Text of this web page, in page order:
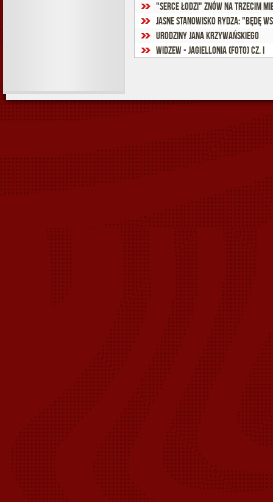
"Serce Łodzi" znów na trzecim
Jasne stanowisko Rydza: "Będę
Urodziny Jana Krzywańskiego
Widzew - Jagiellonia (foto) cz. I